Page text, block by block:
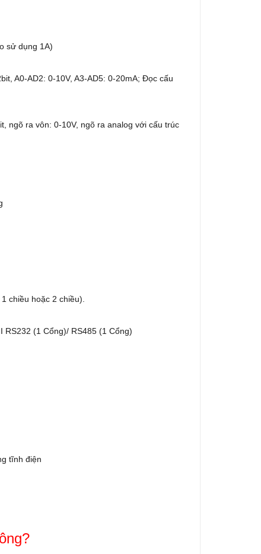
sử dụng 1A)
A0-AD2: 0-10V, A3-AD5: 0-20mA; Đọc cấu
ngõ ra vôn: 0-10V, ngõ ra analog với cấu trúc
chiều hoặc 2 chiều).
RS232 (1 Cổng)/ RS485 (1 Cổng)
tĩnh điện